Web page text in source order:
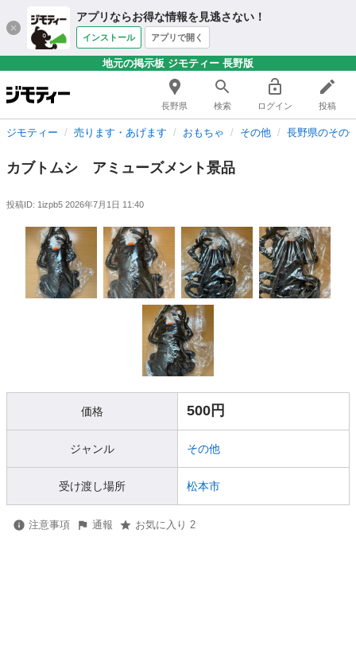
アプリならお得な情報を見逃さない！
インストール アプリで開く
地元の掲示板 ジモティー 長野版
長野県 検索 ログイン 投稿
ジモティー 売ります・あげます おもちゃ その他 長野県のその
カブトムシ アミューズメント景品
投稿ID: 1izpb5 2026年7月1日 11:40
価格 500円
ジャンル その他
受け渡し場所 松本市
注意事項 通報 お気に入り 2